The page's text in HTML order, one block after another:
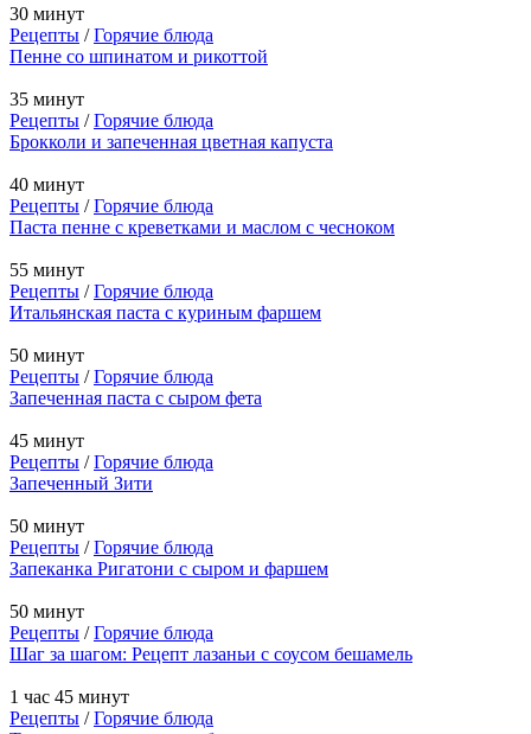
30 минут
Рецепты /Горячие блюда
Пенне со шпинатом и рикоттой
35 минут
Рецепты /Горячие блюда
Брокколи и запеченная цветная капуста
40 минут
Рецепты /Горячие блюда
Паста пенне с креветками и маслом с чесноком
55 минут
Рецепты /Горячие блюда
Итальянская паста с куриным фаршем
50 минут
Рецепты /Горячие блюда
Запеченная паста с сыром фета
45 минут
Рецепты /Горячие блюда
Запеченный Зити
50 минут
Рецепты /Горячие блюда
Запеканка Ригатони с сыром и фаршем
50 минут
Рецепты /Горячие блюда
Шаг за шагом: Рецепт лазаньи с соусом бешамель
1 час 45 минут
Рецепты /Горячие блюда